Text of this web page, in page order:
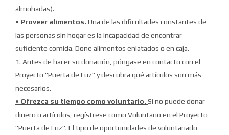
almohadas).
• Proveer alimentos. Una de las dificultades constantes de
las personas sin hogar es la incapacidad de encontrar
suficiente comida. Done alimentos enlatados o en caja.
1. Antes de hacer su donación, póngase en contacto con el
Proyecto "Puerta de Luz" y descubra qué artículos son más
necesarios.
• Ofrezca su tiempo como voluntario. Si no puede donar
dinero o artículos, regístrese como Voluntario en el Proyecto
"Puerta de Luz". El tipo de oportunidades de voluntariado